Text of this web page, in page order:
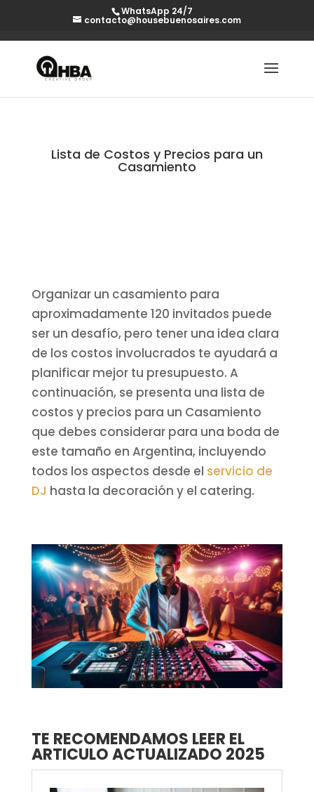
WhatsApp 24/7
contacto@housebuenosaires.com
Lista de Costos y Precios para un
Casamiento
Organizar un casamiento para
aproximadamente 120 invitados puede
ser un desafío, pero tener una idea clara
de los costos involucrados te ayudará a
planificar mejor tu presupuesto. A
continuación, se presenta una lista de
costos y precios para un Casamiento
que debes considerar para una boda de
este tamaño en Argentina, incluyendo
todos los aspectos desde el servicio de
DJ hasta la decoración y el catering.
TE RECOMENDAMOS LEER EL
ARTICULO ACTUALIZADO 2025